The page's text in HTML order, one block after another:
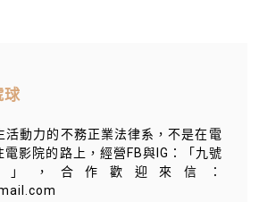
球
活動力的不務正業法律系，不是在電
電影院的路上，經營FB與IG：「九號
」，合作歡迎來信：